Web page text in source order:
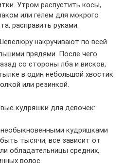
Утром распустить косы,
или гелем для мокрого
расправить руками.
накручивают по всей
прядями. После чего
со стороны лба и висков,
в один небольшой хвостик
или резинкой.
кудряшки для девочек:
кудряшками
тысячи, все зависит от
обладательницы средних,
волос.